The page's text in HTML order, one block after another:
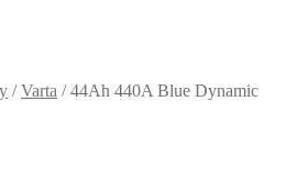
/Varta /44Ah 440A Blue Dynamic